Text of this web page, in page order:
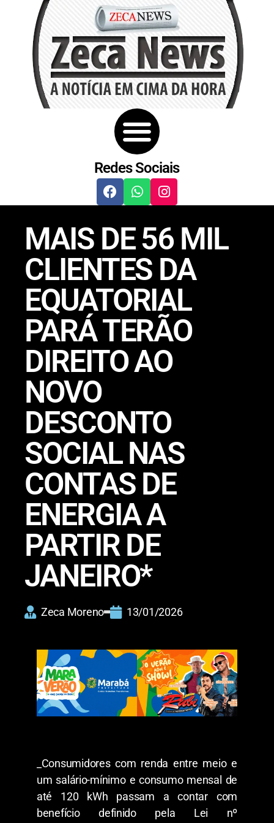
Redes Sociais
MAIS DE 56 MIL
CLIENTES DA
EQUATORIAL
PARÁ TERÃO
DIREITO AO
NOVO
DESCONTO
SOCIAL NAS
CONTAS DE
ENERGIA A
PARTIR DE
JANEIRO*
Zeca Moreno 13/01/2026
_Consumidores com renda entre meio e
um salário-mínimo e consumo mensal de
até 120 kWh passam a contar com
benefício definido pela Lei nº